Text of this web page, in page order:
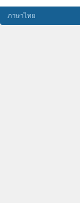
ภาษาไทย